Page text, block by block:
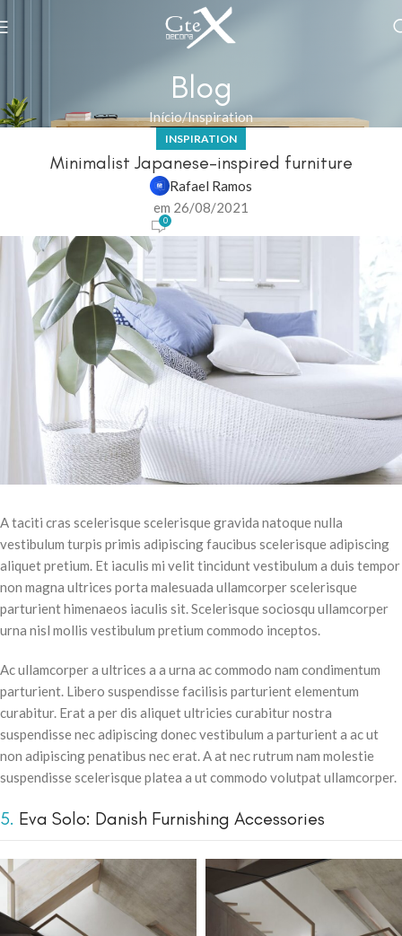
Blog
Início Inspiration
INSPIRATION
Minimalist Japanese-inspired furniture
Rafael Ramos
em 26/08/2021
0
A taciti cras scelerisque scelerisque gravida natoque nulla
vestibulum turpis primis adipiscing faucibus scelerisque adipiscing
aliquet pretium. Et iaculis mi velit tincidunt vestibulum a duis tempor
non magna ultrices porta malesuada ullamcorper scelerisque
parturient himenaeos iaculis sit. Scelerisque sociosqu ullamcorper
urna nisl mollis vestibulum pretium commodo inceptos.
Ac ullamcorper a ultrices a a urna ac commodo nam condimentum
parturient. Libero suspendisse facilisis parturient elementum
curabitur. Erat a per dis aliquet ultricies curabitur nostra
suspendisse nec adipiscing donec vestibulum a parturient a ac ut
non adipiscing penatibus nec erat. A at nec rutrum nam molestie
suspendisse scelerisque platea a ut commodo volutpat ullamcorper.
5. Eva Solo: Danish Furnishing Accessories